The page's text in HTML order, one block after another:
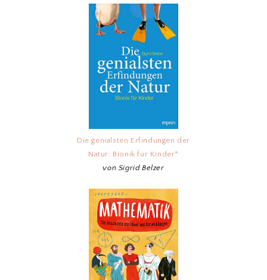
Die genialsten Erfindungen der
Natur: Bionik für Kinder*
von Sigrid Belzer